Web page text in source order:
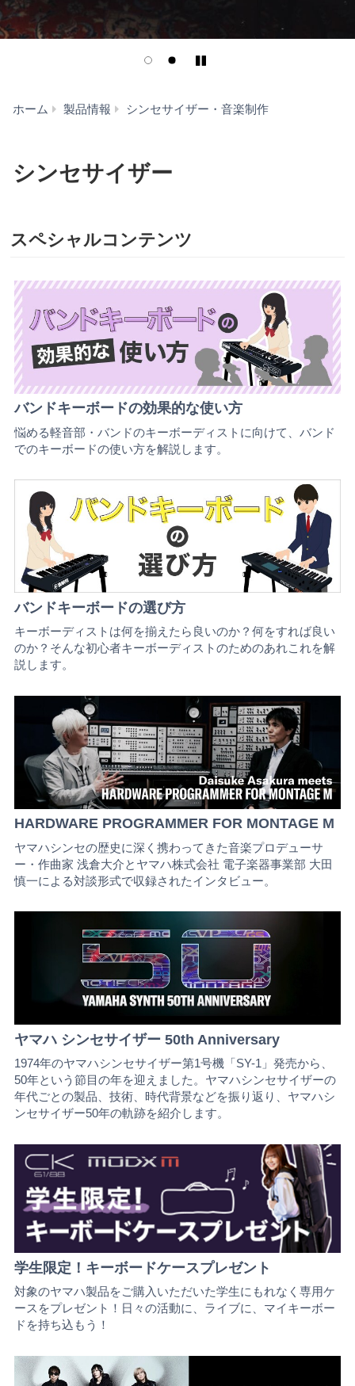
Play/Pause
ホーム 製品情報 シンセサイザー・音楽制作
シンセサイザー
スペシャルコンテンツ
バンドキーボードの効果的な使い方
悩める軽音部・バンドのキーボーディストに向けて、バンド
でのキーボードの使い方を解説します。
バンドキーボードの選び方
キーボーディストは何を揃えたら良いのか？何をすれば良い
のか？そんな初心者キーボーディストのためのあれこれを解
説します。
HARDWARE PROGRAMMER FOR MONTAGE M
ヤマハシンセの歴史に深く携わってきた音楽プロデューサ
ー・作曲家 浅倉大介とヤマハ株式会社 電子楽器事業部 大田
慎一による対談形式で収録されたインタビュー。
ヤマハ シンセサイザー 50th Anniversary
1974年のヤマハシンセサイザー第1号機「SY-1」発売から、
50年という節目の年を迎えました。ヤマハシンセサイザーの
年代ごとの製品、技術、時代背景などを振り返り、ヤマハシ
ンセサイザー50年の軌跡を紹介します。
学生限定！キーボードケースプレゼント
対象のヤマハ製品をご購入いただいた学生にもれなく専用ケ
ースをプレゼント！日々の活動に、ライブに、マイキーボー
ドを持ち込もう！